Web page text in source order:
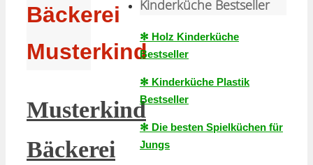
Bäckerei
Musterkind
Musterkind
Bäckerei
Kinderküche Bestseller
✻ Holz Kinderküche
Bestseller
✻ Kinderküche Plastik
Bestseller
✻ Die besten Spielküchen für
Jungs